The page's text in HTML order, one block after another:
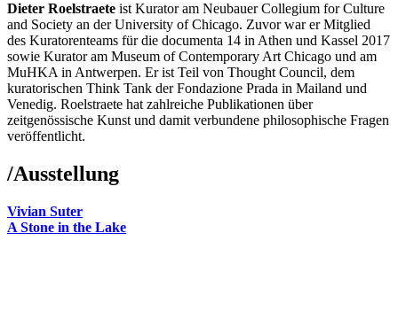
Dieter Roelstraete ist Kurator am Neubauer Collegium for Culture
and Society an der University of Chicago. Zuvor war er Mitglied
des Kuratorenteams für die documenta 14 in Athen und Kassel 2017
sowie Kurator am Museum of Contemporary Art Chicago und am
MuHKA in Antwerpen. Er ist Teil von Thought Council, dem
kuratorischen Think Tank der Fondazione Prada in Mailand und
Venedig. Roelstraete hat zahlreiche Publikationen über
zeitgenössische Kunst und damit verbundene philosophische Fragen
veröffentlicht.
/Ausstellung
Vivian Suter
A Stone in the Lake